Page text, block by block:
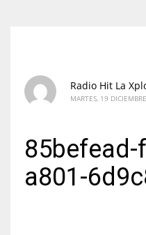
Radio Hit La
MARTES, 19
a801-